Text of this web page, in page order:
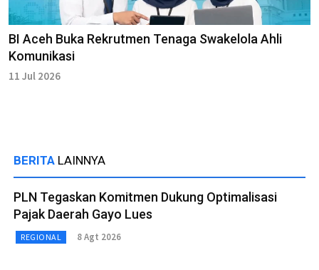
BI Aceh Buka Rekrutmen Tenaga Swakelola Ahli
Komunikasi
11 Jul 2026
BERITA LAINNYA
PLN Tegaskan Komitmen Dukung Optimalisasi
Pajak Daerah Gayo Lues
REGIONAL 8 Agt 2026